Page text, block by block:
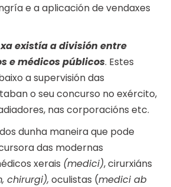
e a aplicación de vendaxes
existía a división entre
e médicos públicos. Estes
a supervisión das
o seu concurso no exército,
nas corporacións etc.
dunha maneira que pode
das modernas
xerais (medici), cirurxiáns
chirurgi), oculistas (medici ab